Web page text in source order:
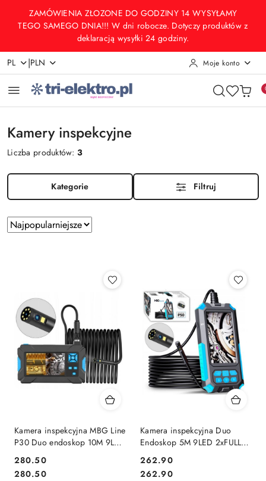
Przejdź do treści głównej
Przejdź do wyszukiwarki
Przejdź do moje konto
Przejdź do menu głównego
Przejdź do stopki
ZAMÓWIENIA ZŁOZONE DO GODZINY 14 WYSYŁAMY
TEGO SAMEGO DNIA!!! W dni robocze. Dotyczy produktów z
deklaracją wysyłki 24 godziny.
PL |PLN Moje konto
Kamery inspekcyjne
Liczba produktów:3
Kategorie Filtruj
Zastosowano
sortowanie:
Sortuj
według
Kamera inspekcyjna MBG Line
P30 Duo endoskop 10M 9LED
2xFULL HD
Cena:
280.50
Cena:
280.50
Kamera inspekcyjna Duo
Endoskop 5M 9LED 2xFULL
HD P50
Cena:
262.90
Cena:
262.90